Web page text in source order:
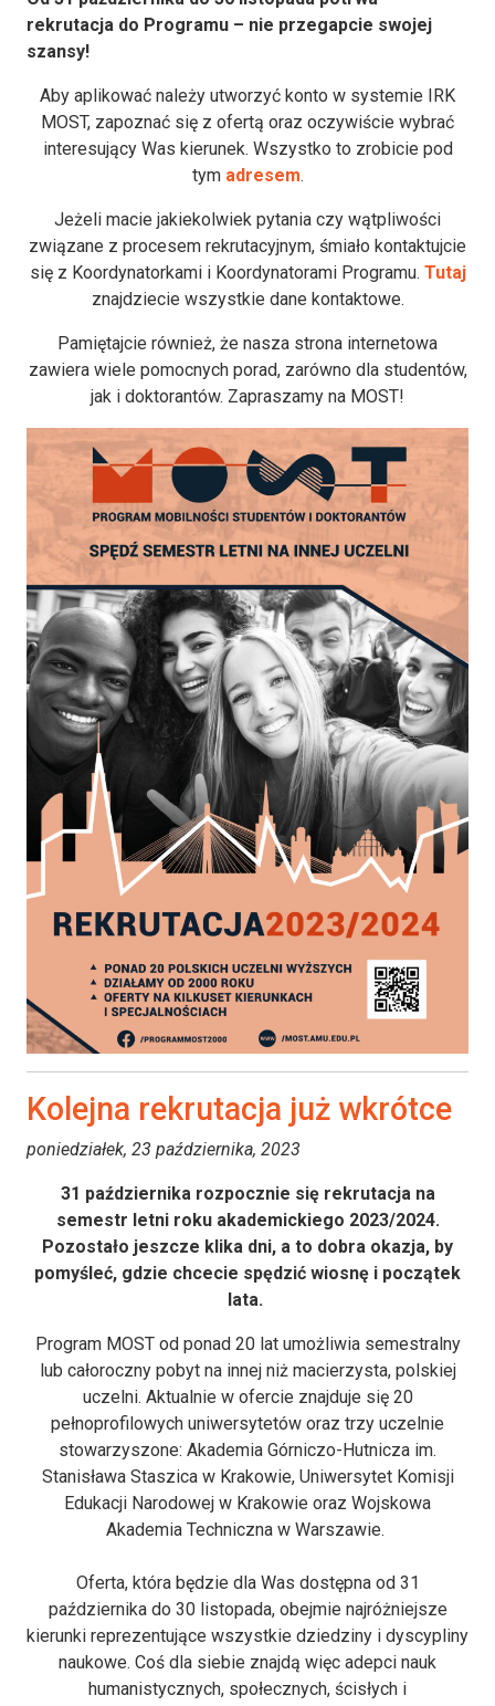
rekrutacja do Programu – nie przegapcie swojej
szansy!
Aby aplikować należy utworzyć konto w systemie IRK
MOST, zapoznać się z ofertą oraz oczywiście wybrać
interesujący Was kierunek. Wszystko to zrobicie pod
tym adresem.
Jeżeli macie jakiekolwiek pytania czy wątpliwości
związane z procesem rekrutacyjnym, śmiało kontaktujcie
się z Koordynatorkami i Koordynatorami Programu. Tutaj
znajdziecie wszystkie dane kontaktowe.
Pamiętajcie również, że nasza strona internetowa
zawiera wiele pomocnych porad, zarówno dla studentów,
jak i doktorantów. Zapraszamy na MOST!
Kolejna rekrutacja już wkrótce
poniedziałek, 23 października, 2023
31 października rozpocznie się rekrutacja na
semestr letni roku akademickiego 2023/2024.
Pozostało jeszcze klika dni, a to dobra okazja, by
pomyśleć, gdzie chcecie spędzić wiosnę i początek
lata.
Program MOST od ponad 20 lat umożliwia semestralny
lub całoroczny pobyt na innej niż macierzysta, polskiej
uczelni. Aktualnie w ofercie znajduje się 20
pełnoprofilowych uniwersytetów oraz trzy uczelnie
stowarzyszone: Akademia Górniczo-Hutnicza im.
Stanisława Staszica w Krakowie, Uniwersytet Komisji
Edukacji Narodowej w Krakowie oraz Wojskowa
Akademia Techniczna w Warszawie.
Oferta, która będzie dla Was dostępna od 31
października do 30 listopada, obejmie najróżniejsze
kierunki reprezentujące wszystkie dziedziny i dyscypliny
naukowe. Coś dla siebie znajdą więc adepci nauk
humanistycznych, społecznych, ścisłych i